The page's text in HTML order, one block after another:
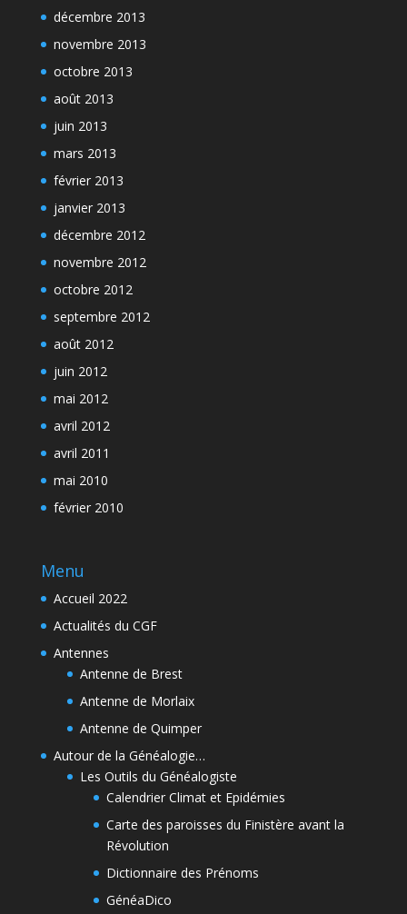
décembre 2013
novembre 2013
octobre 2013
août 2013
juin 2013
mars 2013
février 2013
janvier 2013
décembre 2012
novembre 2012
octobre 2012
septembre 2012
août 2012
juin 2012
mai 2012
avril 2012
avril 2011
mai 2010
février 2010
Menu
Accueil 2022
Actualités du CGF
Antennes
Antenne de Brest
Antenne de Morlaix
Antenne de Quimper
Autour de la Généalogie…
Les Outils du Généalogiste
Calendrier Climat et Epidémies
Carte des paroisses du Finistère avant la
Révolution
Dictionnaire des Prénoms
GénéaDico